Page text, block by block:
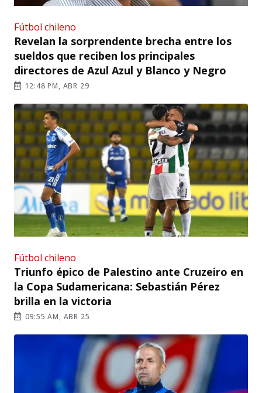
Fútbol chileno
Revelan la sorprendente brecha entre los
sueldos que reciben los principales
directores de Azul Azul y Blanco y Negro
12:48 PM, ABR 29
Fútbol chileno
Triunfo épico de Palestino ante Cruzeiro en
la Copa Sudamericana: Sebastián Pérez
brilla en la victoria
09:55 AM, ABR 25